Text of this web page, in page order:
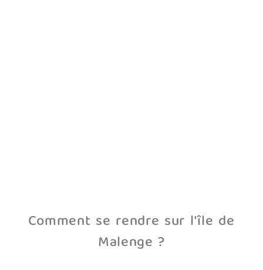
Comment se rendre sur l'île de
Malenge ?